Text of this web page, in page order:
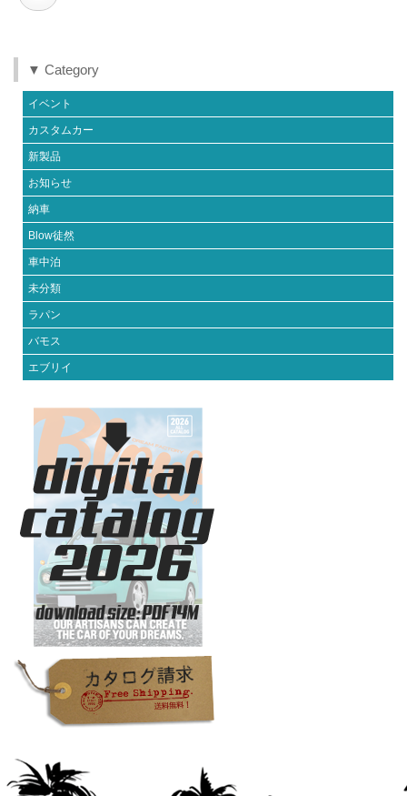
▼ Category
イベント
カスタムカー
新製品
お知らせ
納車
Blow徒然
車中泊
未分類
ラパン
バモス
エブリイ